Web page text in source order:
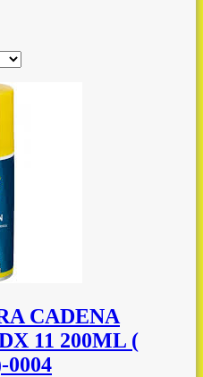
CADENA
11 200ML (